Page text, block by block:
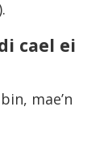
cael ei
mae’n